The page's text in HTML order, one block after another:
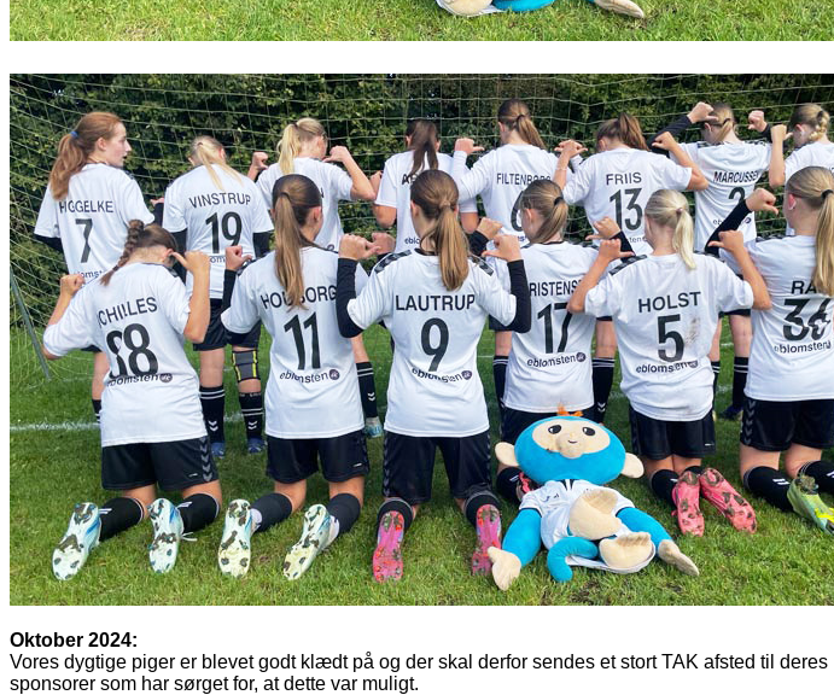
Oktober 2024:
Vores dygtige piger er blevet godt klædt på og der skal derfor sendes et stort TAK afsted til deres
sponsorer som har sørget for, at dette var muligt.